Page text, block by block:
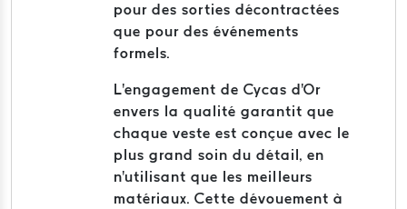
pour des sorties décontractées
que pour des événements
formels.
L'engagement de Cycas d'Or
envers la qualité garantit que
chaque veste est conçue avec le
plus grand soin du détail, en
n'utilisant que les meilleurs
matériaux. Cette dévouement à